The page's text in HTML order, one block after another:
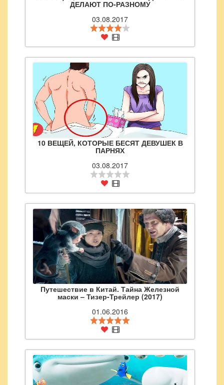
ДЕЛАЮТ ПО-РАЗНОМУ
03.08.2017
10 ВЕЩЕЙ, КОТОРЫЕ БЕСЯТ ДЕВУШЕК В
ПАРНЯХ
03.08.2017
Путешествие в Китай. Тайна Железной
маски – Тизер-Трейлер (2017)
01.06.2016